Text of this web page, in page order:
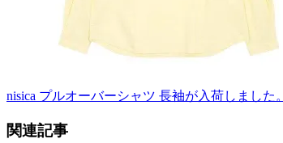
nisica プルオーバーシャツ 長袖が入荷しました。
関連記事